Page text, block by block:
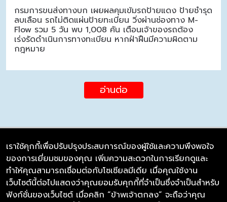
กรมการขนส่งทางบก เผยผลคุมเข้มรถป้ายแดง ป้ายชำรุด
ลบเลือน รถไม่ติดแผ่นป้ายทะเบียน วิ่งผ่านช่องทาง M-
Flow รวม 5 วัน พบ 1,008 คัน เตือนเจ้าของรถต้อง
เร่งรัดดำเนินการทางทะเบียน หากฝ่าฝืนมีความผิดตาม
กฎหมาย
อ่านต่อ
บริษัท ซิมลิงค์ จำกัด
98/226 Bangrakyai-Baanmai Road,
Bangyai, Nonthaburi 11140
เราใช้คุกกี้เพื่อปรับปรุงประสบการณ์ของผู้ใช้และความพึงพอใจ
ของการเยี่ยมชมของคุณ เพิ่มความสะดวกในการเรียกดูและ
ทำให้คุณสามารถเชื่อมต่อกับโซเชียลมีเดีย เมื่อคุณใช้งาน
เว็บไซต์นี้ต่อไปแสดงว่าคุณยอมรับคุกกี้ที่จำเป็นซึ่งจำเป็นสำหรับ
ฟังก์ชั่นของเว็บไซต์ เมื่อคลิก “ข้าพเจ้าตกลง” จะถือว่าคุณ